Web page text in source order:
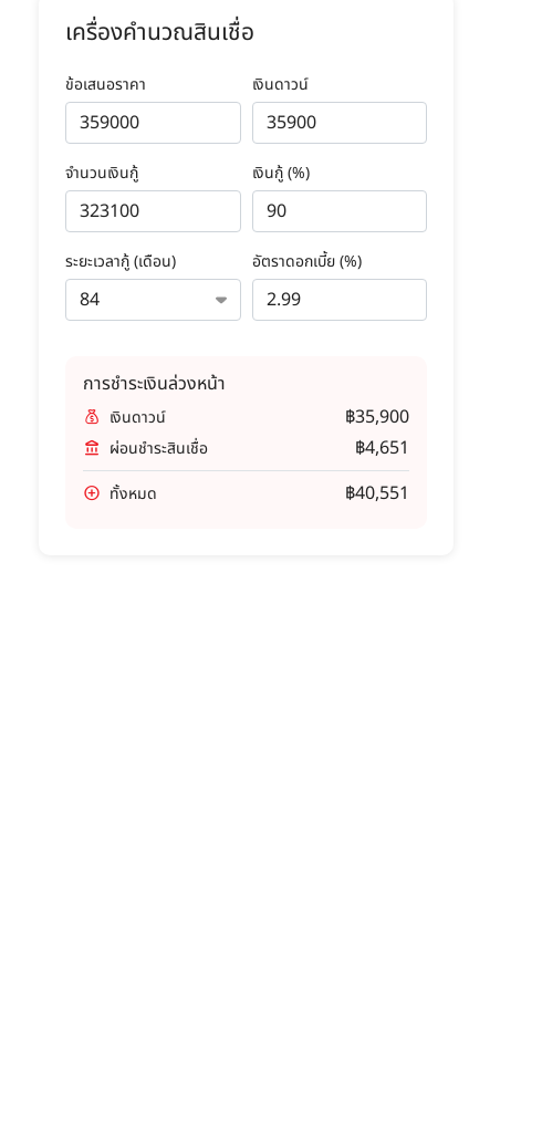
เครื่องคำนวณสินเชื่อ
ข้อเสนอราคา เงินดาวน์
จำนวนเงินกู้ เงินกู้ (%)
ระยะเวลากู้ (เดือน) อัตราดอกเบี้ย (%)
การชำระเงินล่วงหน้า
เงินดาวน์ ฿35,900
ผ่อนชำระสินเชื่อ ฿4,651
ทั้งหมด ฿40,551